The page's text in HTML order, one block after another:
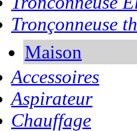
Tronçonneuse
Maison
Accessoires
Aspirateur
Chauffage